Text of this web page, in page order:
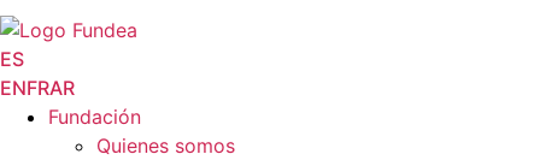
ES
ENFRAR
Fundación
Quienes somos